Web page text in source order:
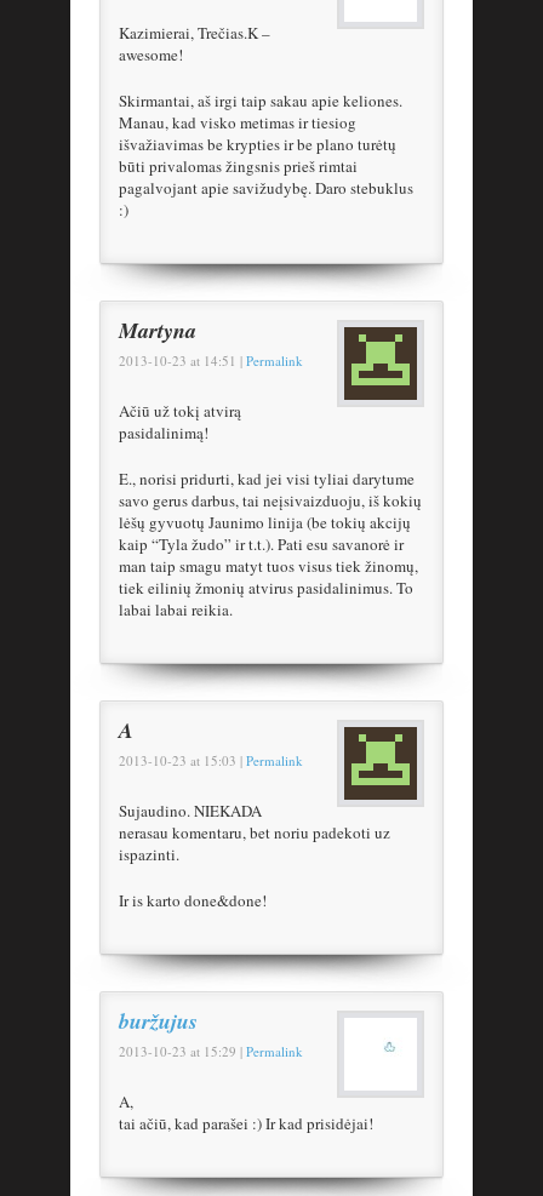
Kazimierai, Trečias.K –
awesome!
Skirmantai, aš irgi taip sakau apie keliones.
Manau, kad visko metimas ir tiesiog
išvažiavimas be krypties ir be plano turėtų
būti privalomas žingsnis prieš rimtai
pagalvojant apie savižudybę. Daro stebuklus
:)
Martyna
2013-10-23 at 14:51 | Permalink
Ačiū už tokį atvirą
pasidalinimą!
E., norisi pridurti, kad jei visi tyliai darytume
savo gerus darbus, tai neįsivaizduoju, iš kokių
lėšų gyvuotų Jaunimo linija (be tokių akcijų
kaip “Tyla žudo” ir t.t.). Pati esu savanorė ir
man taip smagu matyt tuos visus tiek žinomų,
tiek eilinių žmonių atvirus pasidalinimus. To
labai labai reikia.
A
2013-10-23 at 15:03 | Permalink
Sujaudino. NIEKADA
nerasau komentaru, bet noriu padekoti uz
ispazinti.
Ir is karto done&done!
buržujus
2013-10-23 at 15:29 | Permalink
A,
tai ačiū, kad parašei :) Ir kad prisidėjai!